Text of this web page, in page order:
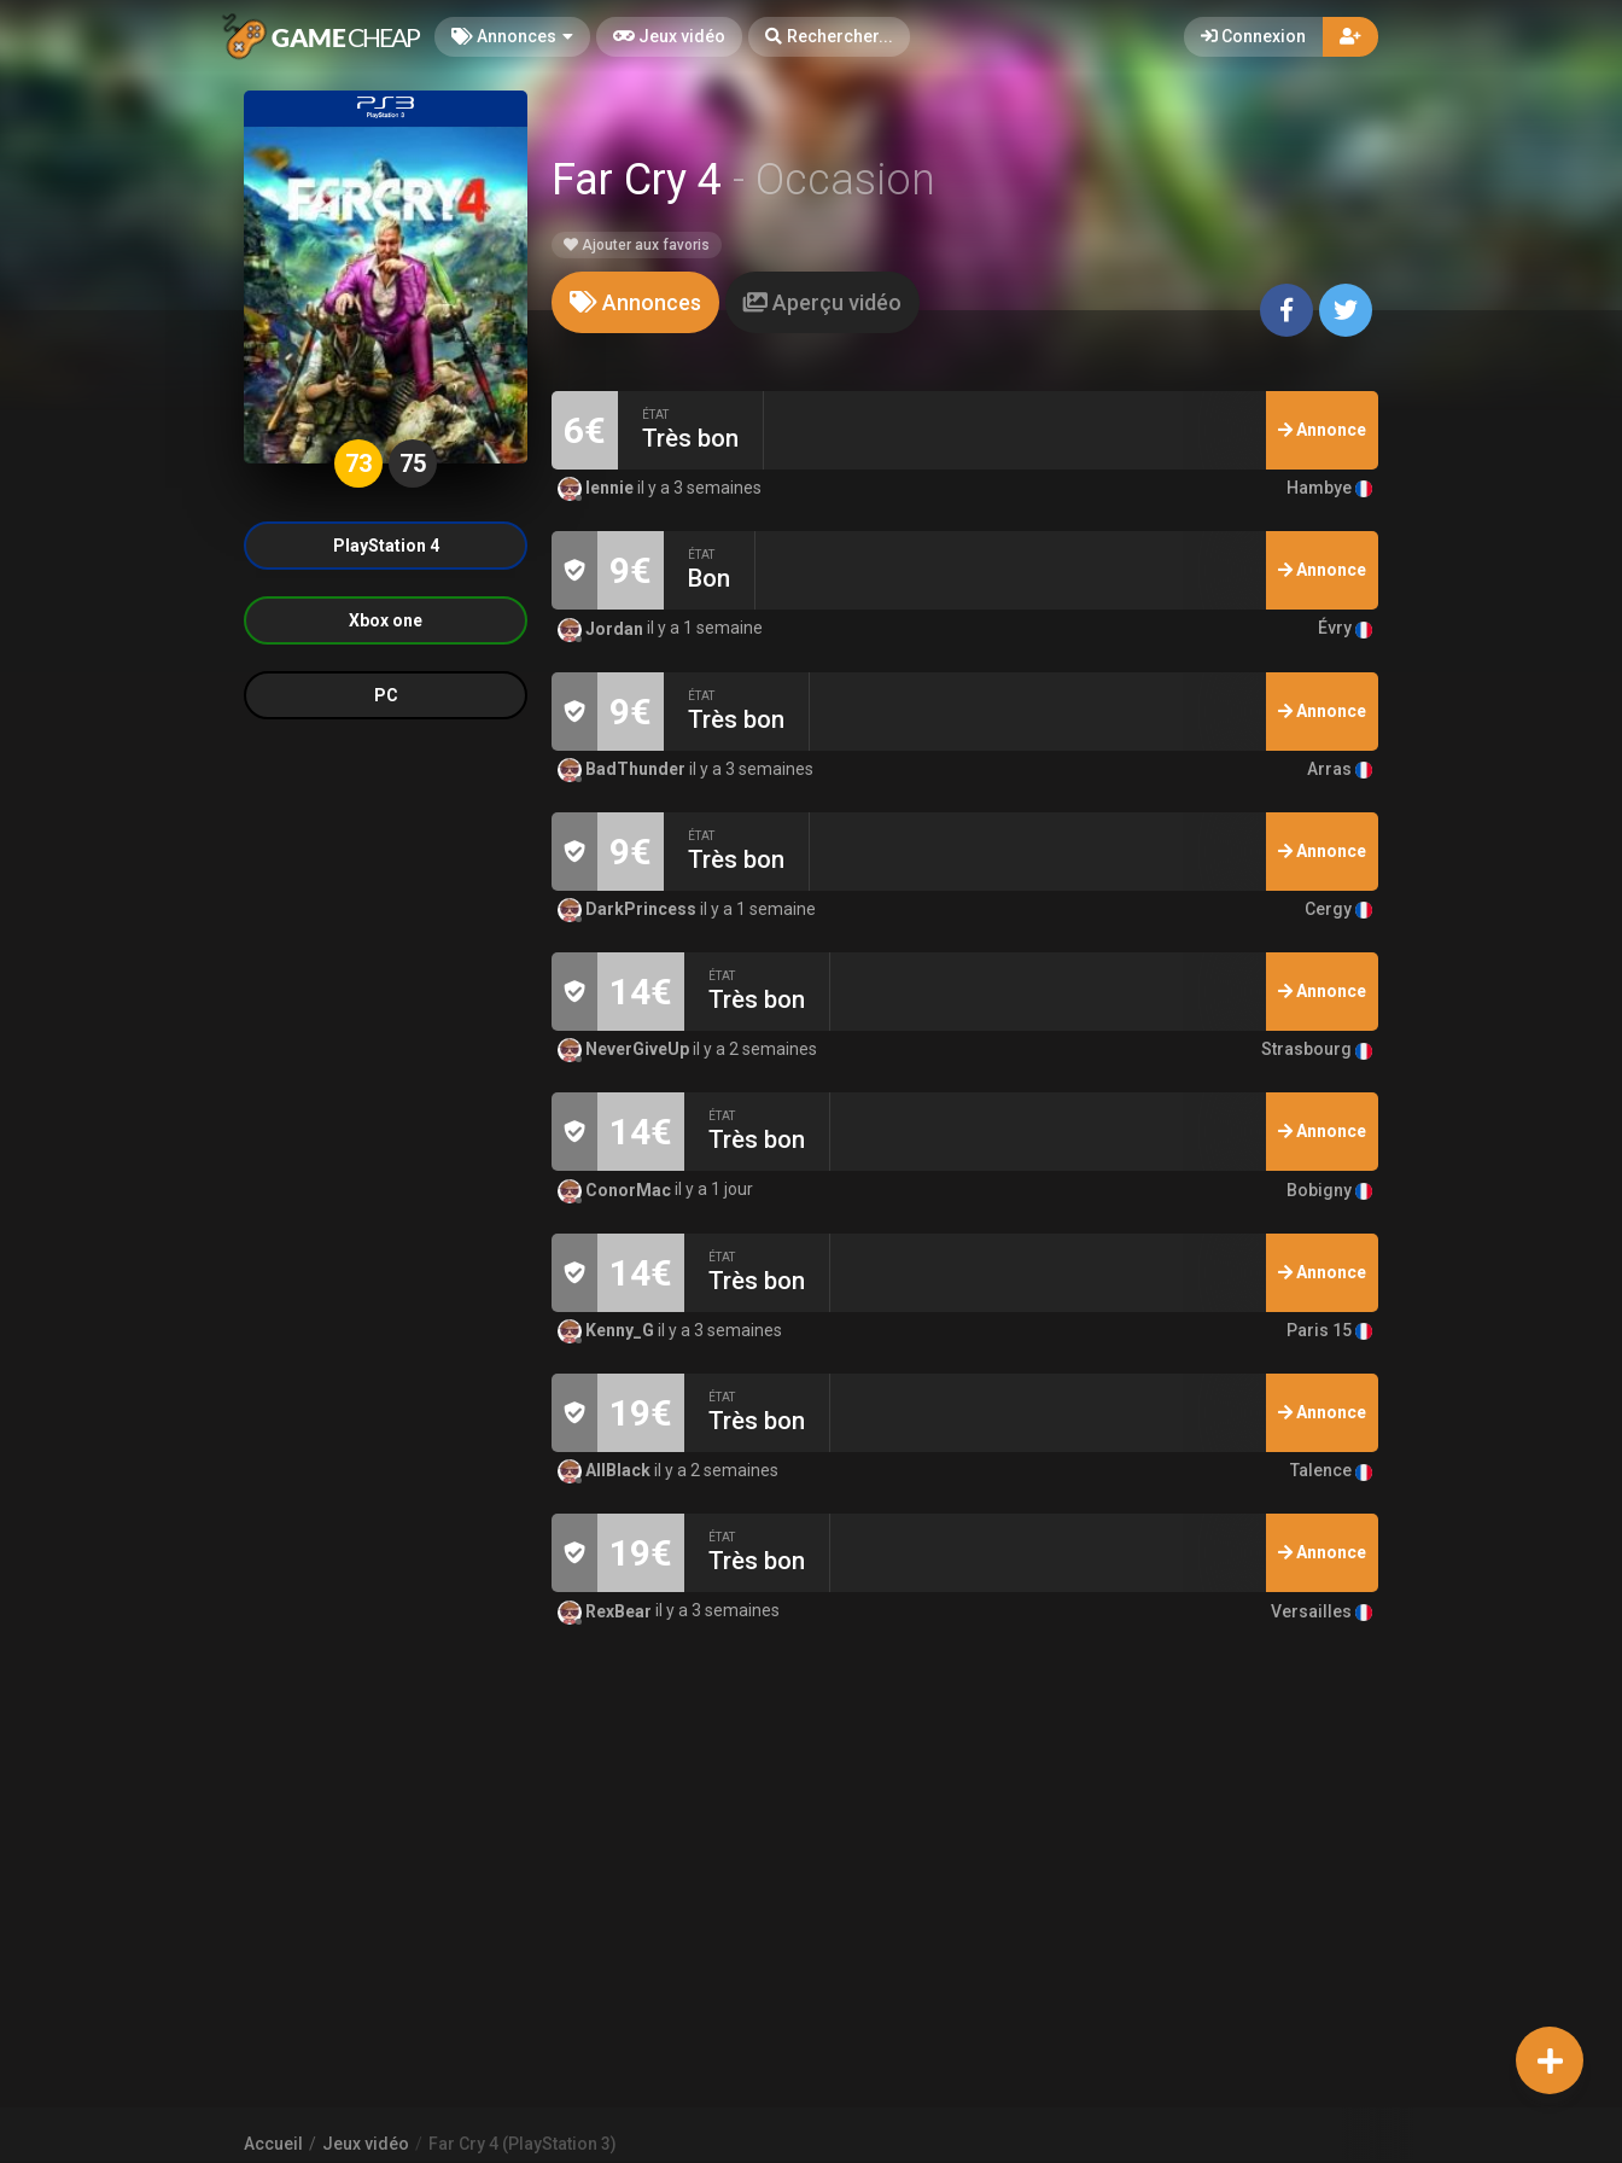
Annonces Jeux vidéo Rechercher... Connexion
73 75
PlayStation 4
Xbox one
PC
Far Cry 4- Occasion
Ajouter aux favoris
Annonces Aperçu vidéo
6€ ÉTAT
Très bon Annonce
lennieil y a 3 semaines Hambye
9€ ÉTAT
Bon Annonce
Jordan il y a 1 semaine Évry
9€ ÉTAT
Très bon Annonce
BadThunder il y a 3 semaines Arras
9€ ÉTAT
Très bon Annonce
DarkPrincess il y a 1 semaine Cergy
14€ ÉTAT
Très bon Annonce
NeverGiveUpil y a 2 semaines Strasbourg
14€ ÉTAT
Très bon Annonce
ConorMacil y a 1 jour Bobigny
14€ ÉTAT
Très bon Annonce
Kenny_G il y a 3 semaines Paris 15
19€ ÉTAT
Très bon Annonce
AllBlackil y a 2 semaines Talence
19€ ÉTAT
Très bon Annonce
RexBear il y a 3 semaines Versailles
Accueil Jeux vidéo Far Cry 4 (PlayStation 3)